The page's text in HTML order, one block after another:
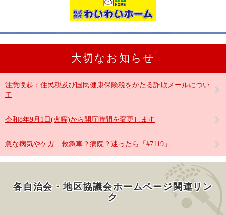
大切なお知らせ
注意喚起：住民税及び国民健康保険税をかたる詐欺メールについ
て
令和8年9月1日(火曜)から開庁時間を変更します
急な病気やケガ…救急車？病院？迷ったら「#7119」
各自治会・地区協議会ホームページ関連リン
ク